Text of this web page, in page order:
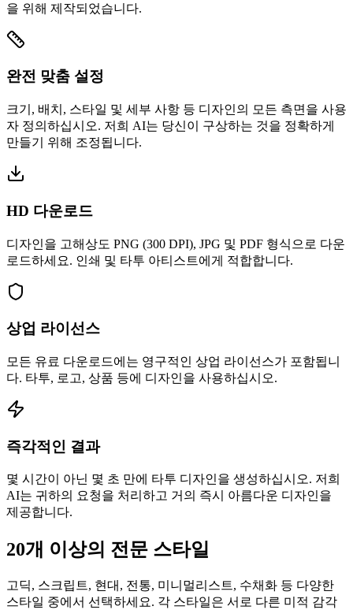
을 위해 제작되었습니다.
완전 맞춤 설정
크기, 배치, 스타일 및 세부 사항 등 디자인의 모든 측면을 사용
자 정의하십시오. 저희 AI는 당신이 구상하는 것을 정확하게
만들기 위해 조정됩니다.
HD 다운로드
디자인을 고해상도 PNG (300 DPI), JPG 및 PDF 형식으로 다운
로드하세요. 인쇄 및 타투 아티스트에게 적합합니다.
상업 라이선스
모든 유료 다운로드에는 영구적인 상업 라이선스가 포함됩니
다. 타투, 로고, 상품 등에 디자인을 사용하십시오.
즉각적인 결과
몇 시간이 아닌 몇 초 만에 타투 디자인을 생성하십시오. 저희
AI는 귀하의 요청을 처리하고 거의 즉시 아름다운 디자인을
제공합니다.
20개 이상의 전문 스타일
고딕, 스크립트, 현대, 전통, 미니멀리스트, 수채화 등 다양한
스타일 중에서 선택하세요. 각 스타일은 서로 다른 미적 감각